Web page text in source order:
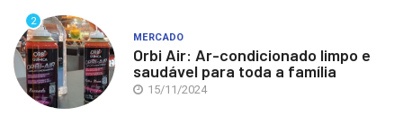
2
MERCADO
Orbi Air: Ar-condicionado limpo e
saudável para toda a família
15/11/2024